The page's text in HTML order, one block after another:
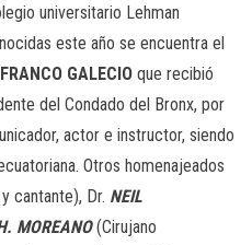
universitario Lehman
este año se encuentra el
FRANCO GALECIO que recibió
del Condado del Bronx, por
actor e instructor, siendo
Otros homenajeados
cantante), Dr. NEIL
MOREANO(Cirujano